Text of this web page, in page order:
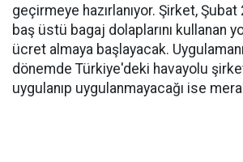
geçirmeye hazırlanıyor. Şirket, Şubat
baş üstü bagaj dolaplarını kullanan
ücret almaya başlayacak.
dönemde Türkiye'deki havayolu
uygulanıp uygulanmayacağı ise